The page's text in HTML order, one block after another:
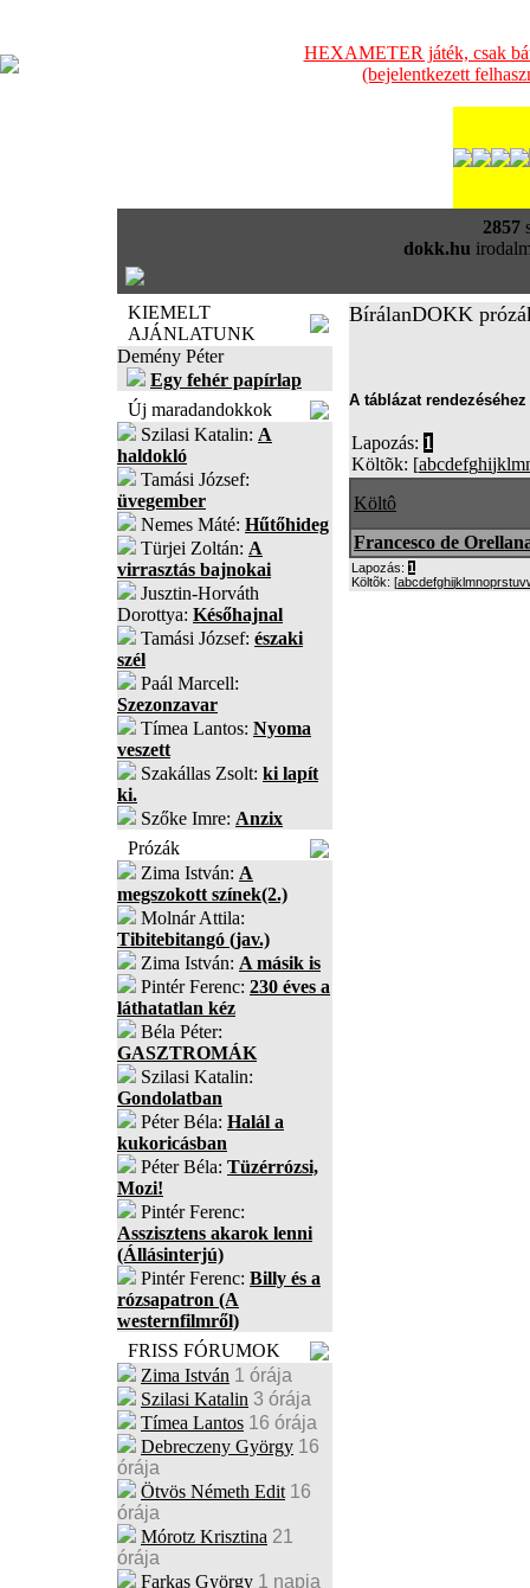
HEXAMETER játék, csak
(bejelentkezett
2857
dokk.hu
KIEMELT
AJÁNLATUNK
Demény Péter
Egy fehér papírlap
Új maradandokkok
Szilasi Katalin: A
haldokló
Tamási József:
üvegember
Nemes Máté: Hűtőhideg
Türjei Zoltán: A
virrasztás bajnokai
Jusztin-Horváth
Dorottya: Későhajnal
Tamási József: északi
szél
Paál Marcell:
Szezonzavar
Tímea Lantos: Nyoma
veszett
Szakállas Zsolt: ki lapít
ki.
Szőke Imre: Anzix
Prózák
Zima István: A
megszokott színek(2.)
Molnár Attila:
Tibitebitangó (jav.)
Zima István: A másik is
Pintér Ferenc: 230 éves a
láthatatlan kéz
Béla Péter:
GASZTROMÁK
Szilasi Katalin:
Gondolatban
Péter Béla: Halál a
kukoricásban
Péter Béla: Tüzérrózsi,
Mozi!
Pintér Ferenc:
Asszisztens akarok lenni
(Állásinterjú)
Pintér Ferenc: Billy és a
rózsapatron (A
westernfilmről)
FRISS FÓRUMOK
Zima István 1 órája
Szilasi Katalin 3 órája
Tímea Lantos 16 órája
Debreczeny György 16
órája
Ötvös Németh Edit 16
órája
Mórotz Krisztina 21
órája
Farkas György 1 napja
BírálanDOKK
A táblázat
Lapozás: 1
Költõk: [abcdefghijklm
Költô
Francesco de
Lapozás: 1
Költõk: [abcdefghijklmnoprstuv